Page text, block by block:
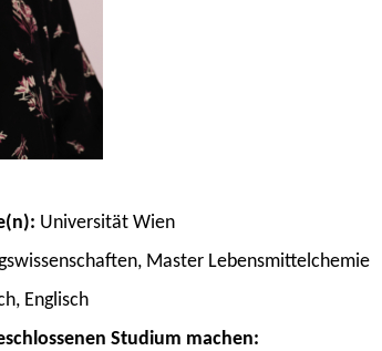
Universität Wien
Master Lebensmittelchemie
Englisch
Studium machen: